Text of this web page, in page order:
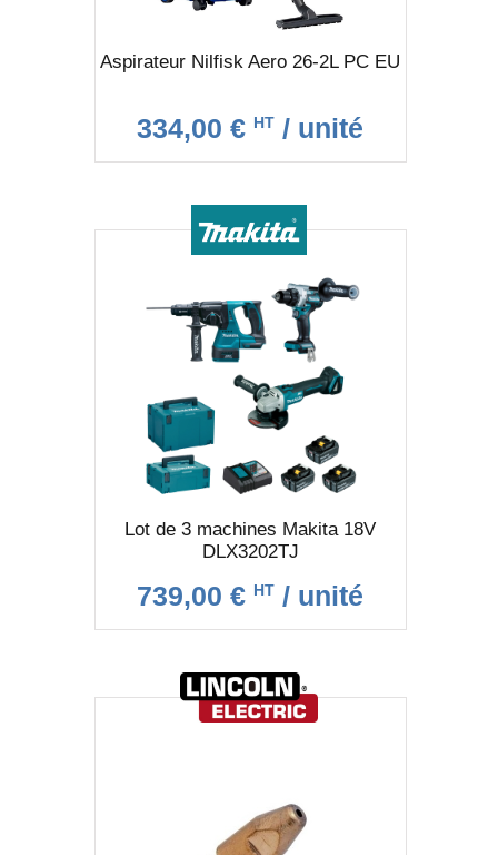
Aspirateur Nilfisk Aero 26-2L PC EU
334,00 € HT / unité
Lot de 3 machines Makita 18V
DLX3202TJ
739,00 € HT / unité